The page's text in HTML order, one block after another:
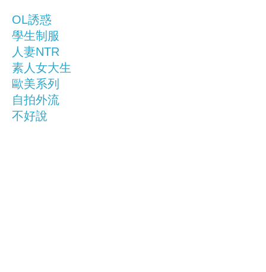
OL誘惑
學生制服
人妻NTR
素人女大生
歐美系列
自拍外流
不好說